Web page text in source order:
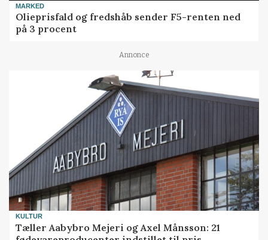
MARKED
Olieprisfald og fredshåb sender F5-renten ned
på 3 procent
Annonce
KULTUR
Tæller Aabybro Mejeri og Axel Månsson: 21